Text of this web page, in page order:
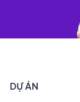
DỰ ÁN